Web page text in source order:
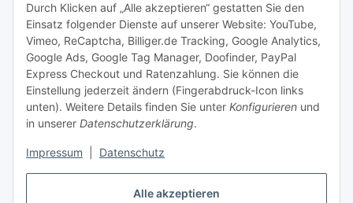
Alle akzeptieren
Durch Klicken auf „Alle akzeptieren“ gestatten Sie den
Einsatz folgender Dienste auf unserer Website: YouTube,
Vimeo, ReCaptcha, Billiger.de Tracking, Google Analytics,
Google Ads, Google Tag Manager, Doofinder, PayPal
Express Checkout und Ratenzahlung. Sie können die
Einstellung jederzeit ändern (Fingerabdruck-Icon links
unten). Weitere Details finden Sie unter Konfigurieren und
in unserer Datenschutzerklärung.
Impressum Datenschutz
Versandinformationen
Sonstiges